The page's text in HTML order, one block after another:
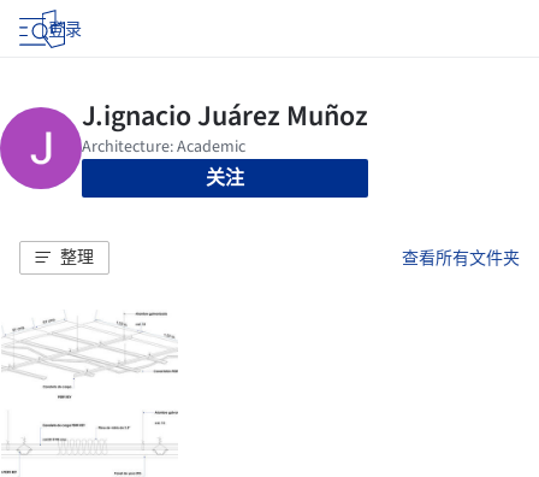
登录
关注
整理 查看所有文件夹